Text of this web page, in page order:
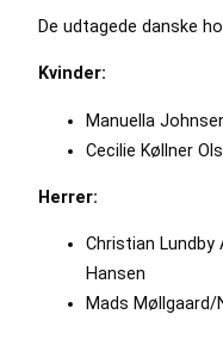
De udtagede danske
Kvinder:
Manuella
Cecilie Køllner
Herrer:
Christian Lundby
Hansen
Mads Møllgaard/